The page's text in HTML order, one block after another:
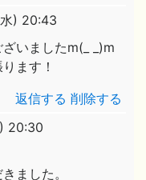
) 20:43
いましたm(_ _)m
ます！
返信する 削除する
20:30
ました。